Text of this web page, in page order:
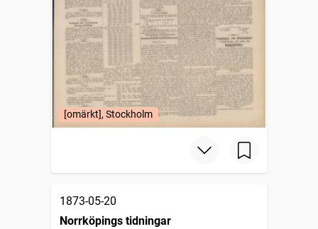
[omärkt], Stockholm
1873-05-20
Norrköpings tidningar